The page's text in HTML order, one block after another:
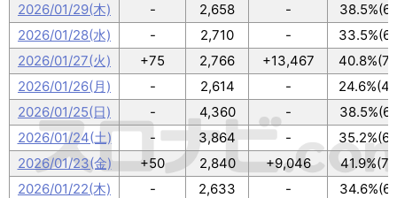
2026/01/29(木)
- 2,658 -
2026/01/28(水)
- 2,710 -
2026/01/27(火)
+75 2,766 +13,467
2026/01/26(月)
- 2,614 -
2026/01/25(日)
- 4,360 -
2026/01/24(土)
- 3,864 -
2026/01/23(金)
+50 2,840 +9,046
2026/01/22(木)
- 2,633 -